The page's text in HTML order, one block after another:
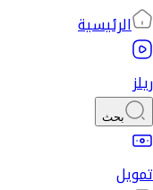
الرئيسية
ريلز
بحث
تمويل